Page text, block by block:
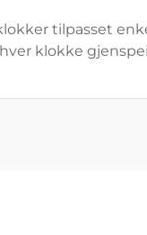
tilpasset
klokke